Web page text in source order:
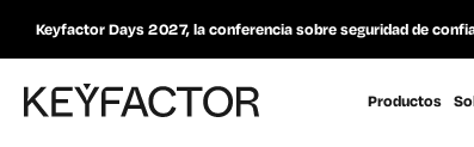
Keyfactor Days 2027, la conferencia sobre seguridad de
Productos